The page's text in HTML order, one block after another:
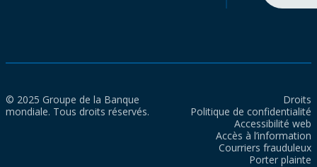
© 2025 Groupe de la Banque
mondiale. Tous droits réservés.
Droits
Politique de confidentialité
Accessibilité web
Accès à l’information
Courriers frauduleux
Porter plainte